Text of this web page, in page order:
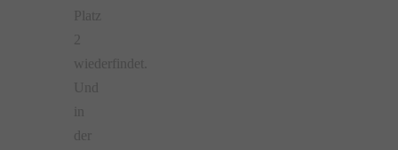
Platz
wiederfindet.
Und
der